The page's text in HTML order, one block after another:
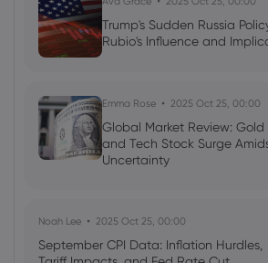
Georgy Istigechev 2023 Sep 26,
Trump's Sudden Russia
Rubio's Influence and
Emma Rose 2025 Oct 25, 00:00
Global Market Review:
and Tech Stock Surge
Uncertainty
Noah Lee 2025 Oct 25, 00:00
September CPI Data: Inflation Hurdles,